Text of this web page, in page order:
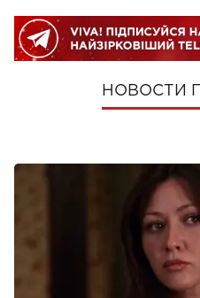
НОВОСТИ